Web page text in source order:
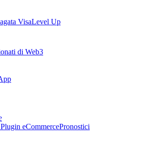
VisaLevel Up
di Web3
Plugin eCommercePronostici